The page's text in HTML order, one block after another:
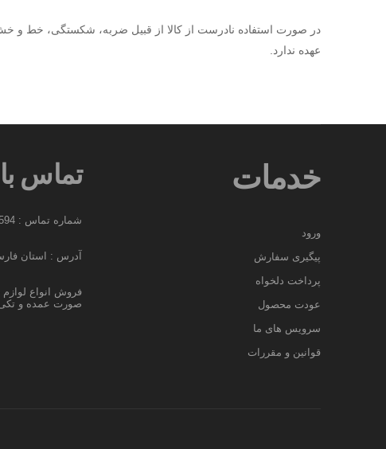
در صورت استفاده نادرست از کالا از قبیل ضربه، شکستگی، خط و خش،
عهده ندارد.
خدمات
ورود
پیگیری سفارش
پرداخت دلخواه
عودت محصول
سرویس های ما
قوانین و مقررات
تماس
شماره تماس : 09382204594
آدرس : استان
فروش انواع لوازم
صورت عمده و